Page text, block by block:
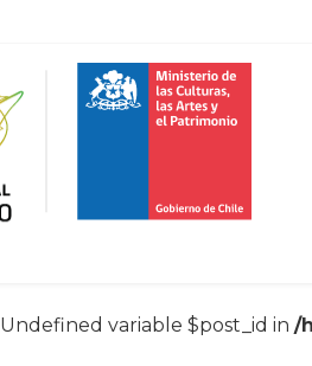
Undefined variable $post_id in/